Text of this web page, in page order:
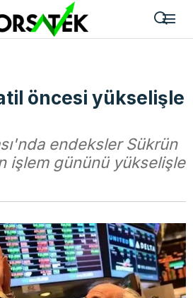
öncesi yükselişle
endeksler Sükrün
işlem gününü yükselişle